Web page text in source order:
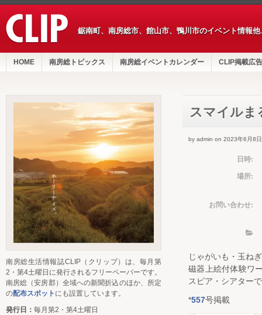
鋸南町、南房総市、館山市、鴨川市のイベント情報
HOME 南房総トピックス 南房総イベントカレンダー CLIP掲載広告
スマイルま
by admin on 2023年6月8日
日時:
場所:
お問い合わせ:
じゃがいも・玉ね
磁器上絵付体験ワ
スピア・シアター
*557号掲載
南房総生活情報誌CLIP（クリップ）は、毎月第
2・第4土曜日に発行されるフリーペーパーです。
南房総（安房郡）全域への新聞折込のほか、所定
の配布スポット にも設置しています。
発行日： 毎月第2・第4土曜日